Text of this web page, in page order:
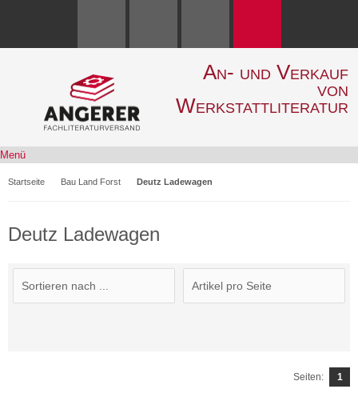
An- und Verkauf
von
Werkstattliteratur
Menü
Startseite Bau Land Forst Deutz Ladewagen
Deutz Ladewagen
Seiten: 1